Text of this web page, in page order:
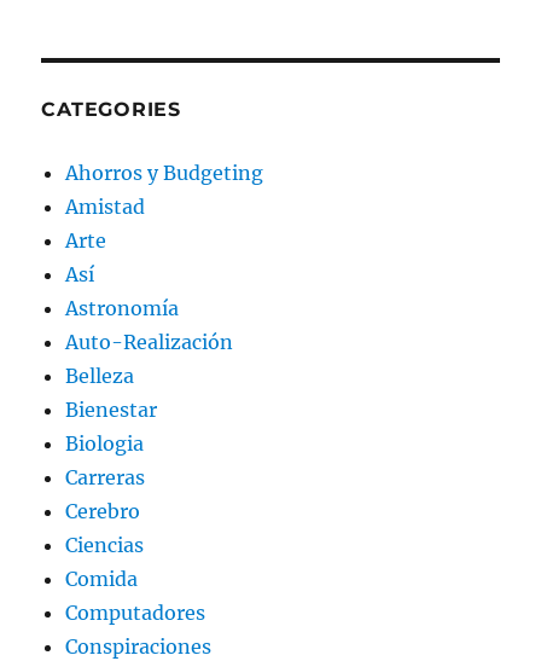
CATEGORIES
Ahorros y Budgeting
Amistad
Arte
Así
Astronomía
Auto-Realización
Belleza
Bienestar
Biologia
Carreras
Cerebro
Ciencias
Comida
Computadores
Conspiraciones